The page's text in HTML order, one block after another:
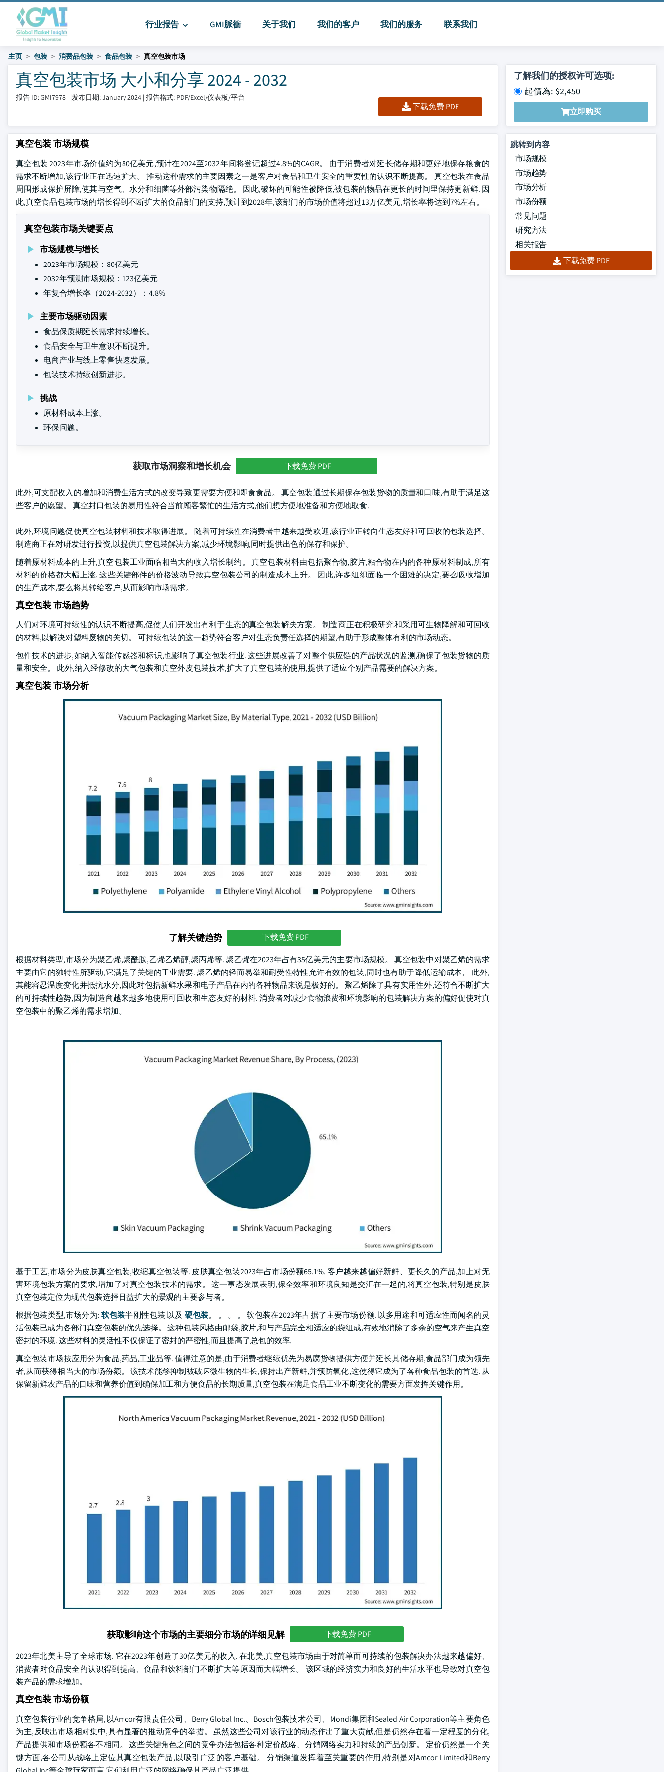
行业报告 GMI脈衝 关于我们 我们的客户 我们的服务 联系我们
主页 包装 消费品包装 食品包装 真空包装市场
真空包装市场 大小和分享 2024 - 2032
报告 ID: GMI7978 |发布日期: January 2024 | 报告格式: PDF/Excel/仪表板/平台
下载免费 PDF
了解我们的授权许可选项:
起價為: $2,450
立即购买
真空包装 市场规模
真空包装 2023年市场价值约为80亿美元,预计在2024至2032年间将登记超过4.8%的CAGR。 由于消费者对延长储存期和更好地保存粮食的
需求不断增加,该行业正在迅速扩大。 推动这种需求的主要因素之一是客户对食品和卫生安全的重要性的认识不断提高。 真空包装在食品
周围形成保护屏障,使其与空气、水分和细菌等外部污染物隔绝。 因此,破坏的可能性被降低,被包装的物品在更长的时间里保持更新鲜. 因
此,真空食品包装市场的增长得到不断扩大的食品部门的支持,预计到2028年,该部门的市场价值将超过13万亿美元,增长率将达到7%左右。
真空包装市场关键要点
市场规模与增长
2023年市场规模：80亿美元
2032年预测市场规模：123亿美元
年复合增长率（2024-2032）：4.8%
主要市场驱动因素
食品保质期延长需求持续增长。
食品安全与卫生意识不断提升。
电商产业与线上零售快速发展。
包装技术持续创新进步。
挑战
原材料成本上涨。
环保问题。
获取市场洞察和增长机会 下载免费 PDF
此外,可支配收入的增加和消费生活方式的改变导致更需要方便和即食食品。 真空包装通过长期保存包装货物的质量和口味,有助于满足这
些客户的愿望。 真空封口包装的易用性符合当前顾客繁忙的生活方式,他们想方便地准备和方便地取食.
此外,环境问题促使真空包装材料和技术取得进展。 随着可持续性在消费者中越来越受欢迎,该行业正转向生态友好和可回收的包装选择。
制造商正在对研发进行投资,以提供真空包装解决方案,减少环境影响,同时提供出色的保存和保护。
随着原材料成本的上升,真空包装工业面临相当大的收入增长制约。 真空包装材料由包括聚合物,胶片,粘合物在内的各种原材料制成,所有
材料的价格都大幅上涨. 这些关键部件的价格波动导致真空包装公司的制造成本上升。 因此,许多组织面临一个困难的决定,要么吸收增加
的生产成本,要么将其转给客户,从而影响市场需求。
真空包装 市场趋势
人们对环境可持续性的认识不断提高,促使人们开发出有利于生态的真空包装解决方案。 制造商正在积极研究和采用可生物降解和可回收
的材料,以解决对塑料废物的关切。 可持续包装的这一趋势符合客户对生态负责任选择的期望,有助于形成整体有利的市场动态。
包件技术的进步,如纳入智能传感器和标识,也影响了真空包装行业. 这些进展改善了对整个供应链的产品状况的监测,确保了包装货物的质
量和安全。 此外,纳入经修改的大气包装和真空外皮包装技术,扩大了真空包装的使用,提供了适应个别产品需要的解决方案。
真空包装 市场分析
了解关键趋势 下载免费 PDF
根据材料类型,市场分为聚乙烯,聚酰胺,乙烯乙烯醇,聚丙烯等. 聚乙烯在2023年占有35亿美元的主要市场规模。 真空包装中对聚乙烯的需求
主要由它的独特性所驱动,它满足了关键的工业需要. 聚乙烯的轻而易举和耐受性特性允许有效的包装,同时也有助于降低运输成本。 此外,
其能容忍温度变化并抵抗水分,因此对包括新鲜水果和电子产品在内的各种物品来说是极好的。 聚乙烯除了具有实用性外,还符合不断扩大
的可持续性趋势,因为制造商越来越多地使用可回收和生态友好的材料. 消费者对减少食物浪费和环境影响的包装解决方案的偏好促使对真
空包装中的聚乙烯的需求增加。
基于工艺,市场分为皮肤真空包装,收缩真空包装等. 皮肤真空包装2023年占市场份额65.1%. 客户越来越偏好新鲜、更长久的产品,加上对无
害环境包装方案的要求,增加了对真空包装技术的需求。 这一事态发展表明,保全效率和环境良知是交汇在一起的,将真空包装,特别是皮肤
真空包装定位为现代包装选择日益扩大的景观的主要参与者。
根据包装类型,市场分为:软包装半刚性包装,以及 硬包装。 。 。 。 软包装在2023年占据了主要市场份额. 以多用途和可适应性而闻名的灵
活包装已成为各部门真空包装的优先选择。 这种包装风格由邮袋,胶片,和与产品完全相适应的袋组成,有效地消除了多余的空气来产生真空
密封的环境. 这些材料的灵活性不仅保证了密封的严密性,而且提高了总包的效率.
真空包装市场按应用分为食品,药品,工业品等. 值得注意的是,由于消费者继续优先为易腐货物提供方便并延长其储存期,食品部门成为领先
者,从而获得相当大的市场份额。 该技术能够抑制被破坏微生物的生长,保持出产新鲜,并预防氧化,这使得它成为了各种食品包装的首选. 从
保留新鲜农产品的口味和营养价值到确保加工和方便食品的长期质量,真空包装在满足食品工业不断变化的需要方面发挥关键作用。
获取影响这个市场的主要细分市场的详细见解 下载免费 PDF
2023年北美主导了全球市场. 它在2023年创造了30亿美元的收入. 在北美,真空包装市场由于对简单而可持续的包装解决办法越来越偏好、
消费者对食品安全的认识得到提高、食品和饮料部门不断扩大等原因而大幅增长。 该区域的经济实力和良好的生活水平也导致对真空包
装产品的需求增加。
真空包装 市场份额
真空包装行业的竞争格局,以Amcor有限责任公司、Berry Global Inc.、Bosch包装技术公司、Mondi集团和Sealed Air Corporation等主要角色
为主,反映出市场相对集中,具有显著的推动竞争的举措。 虽然这些公司对该行业的动态作出了重大贡献,但是仍然存在着一定程度的分化,
产品提供和市场份额各不相同。 这些关键角色之间的竞争办法包括各种定价战略、分销网络实力和持续的产品创新。 定价仍然是一个关
键方面,各公司从战略上定位其真空包装产品,以吸引广泛的客户基础。 分销渠道发挥着至关重要的作用,特别是对Amcor Limited和Berry
跳转到内容
市场规模
市场趋势
市场分析
市场份额
常见问题
研究方法
相关报告
下载免费 PDF